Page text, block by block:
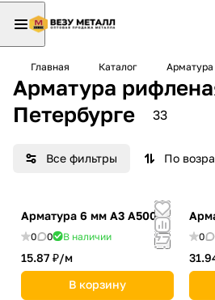
Главная Каталог Арматура
Арматура
Петербурге
33
Все фильтры По
Арматура 6 мм А3 А500С
0 0 В наличии
15.87 ₽/м
В корзину
0